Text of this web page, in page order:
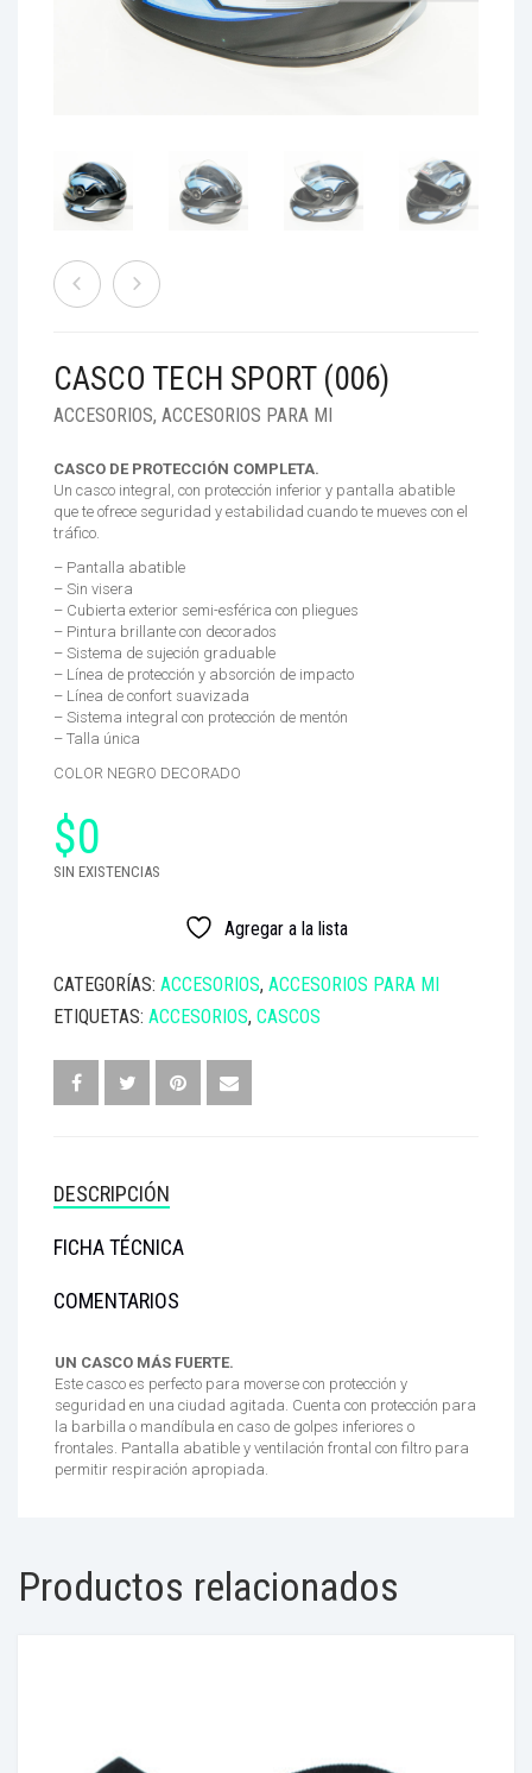
RESOLUCIÓN 160
CASCO TECH SPORT (006)
ACCESORIOS, ACCESORIOS PARA MI
CASCO DE PROTECCIÓN COMPLETA.
Un casco integral, con protección inferior y pantalla abatible
que te ofrece seguridad y estabilidad cuando te mueves con el
tráfico.
– Pantalla abatible
– Sin visera
– Cubierta exterior semi-esférica con pliegues
– Pintura brillante con decorados
– Sistema de sujeción graduable
– Línea de protección y absorción de impacto
– Línea de confort suavizada
– Sistema integral con protección de mentón
– Talla única
COLOR NEGRO DECORADO
$0
SIN EXISTENCIAS
Agregar a la lista
CATEGORÍAS: ACCESORIOS, ACCESORIOS PARA MI
ETIQUETAS: ACCESORIOS, CASCOS
DESCRIPCIÓN
FICHA TÉCNICA
COMENTARIOS
UN CASCO MÁS FUERTE.
Este casco es perfecto para moverse con protección y
seguridad en una ciudad agitada. Cuenta con protección para
la barbilla o mandíbula en caso de golpes inferiores o
frontales. Pantalla abatible y ventilación frontal con filtro para
permitir respiración apropiada.
Productos relacionados